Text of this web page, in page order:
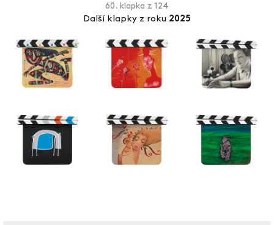
60. klapka z 124
Další klapky z roku 2025